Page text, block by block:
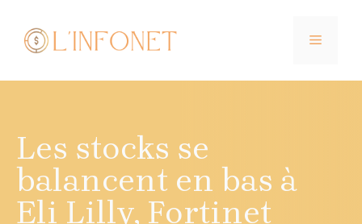
contenu
MENU
Les stocks se
balancent en bas à
Eli Lilly, Fortinet